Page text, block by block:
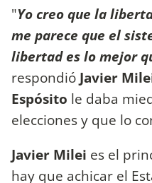
"Yo creo que la
me parece que el
libertad es lo mejor
respondió Javier
Espósito le daba
elecciones y que lo
Javier Milei es el
hay que achicar el